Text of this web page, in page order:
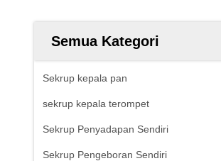
Semua Kategori
Sekrup kepala pan
sekrup kepala terompet
Sekrup Penyadapan Sendiri
Sekrup Pengeboran Sendiri